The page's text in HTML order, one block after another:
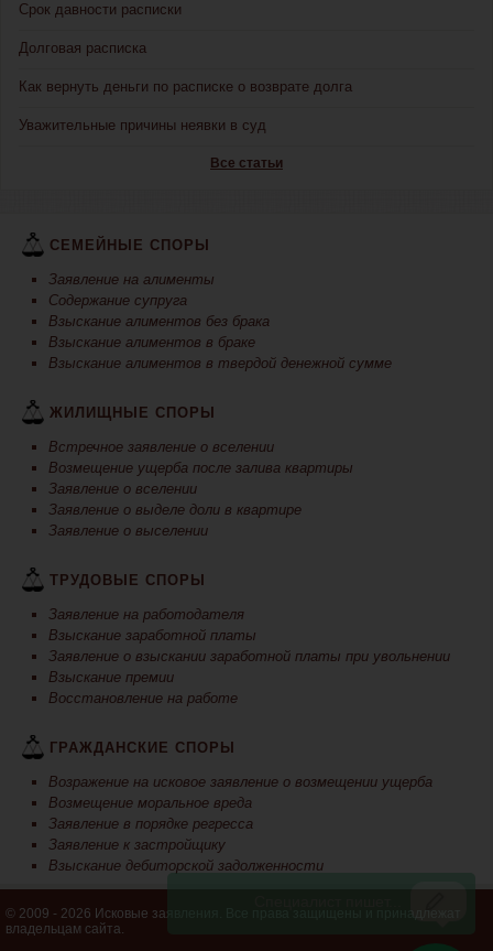
Срок давности расписки
Долговая расписка
Как вернуть деньги по расписке о возврате долга
Уважительные причины неявки в суд
Все статьи
СЕМЕЙНЫЕ СПОРЫ
Заявление на алименты
Содержание супруга
Взыскание алиментов без брака
Взыскание алиментов в браке
Взыскание алиментов в твердой денежной сумме
ЖИЛИЩНЫЕ СПОРЫ
Встречное заявление о вселении
Возмещение ущерба после залива квартиры
Заявление о вселении
Заявление о выделе доли в квартире
Заявление о выселении
ТРУДОВЫЕ СПОРЫ
Заявление на работодателя
Взыскание заработной платы
Заявление о взыскании заработной платы при увольнении
Взыскание премии
Восстановление на работе
ГРАЖДАНСКИЕ СПОРЫ
Возражение на исковое заявление о возмещении ущерба
Возмещение моральное вреда
Заявление в порядке регресса
Заявление к застройщику
Взыскание дебиторской задолженности
© 2009 - 2026 Исковые заявления. Все права защищены и принадлежат
владельцам сайта.